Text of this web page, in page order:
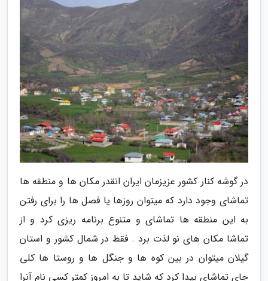
در گوشه کنار کشور عزیزمان ایران انقدر مکان ها و منطقه ها
تماشای وجود دارد که میتوان روزها یا فصل ها را برای رفتن
به این منطقه ها تماشای و متنوع برنامه ریزی کرد و از
تماشا مکان های نو لذت برد . فقط در شمال کشور و استان
گیلان میتوان در بین کوه ها و جنگل ها و روستا ها کلی
جای تماشای پیدا کرد که شاید تا به امروز کمتر کسی نام آنرا